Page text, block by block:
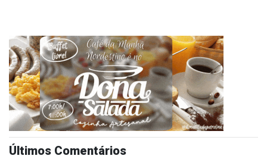
Últimos Comentários